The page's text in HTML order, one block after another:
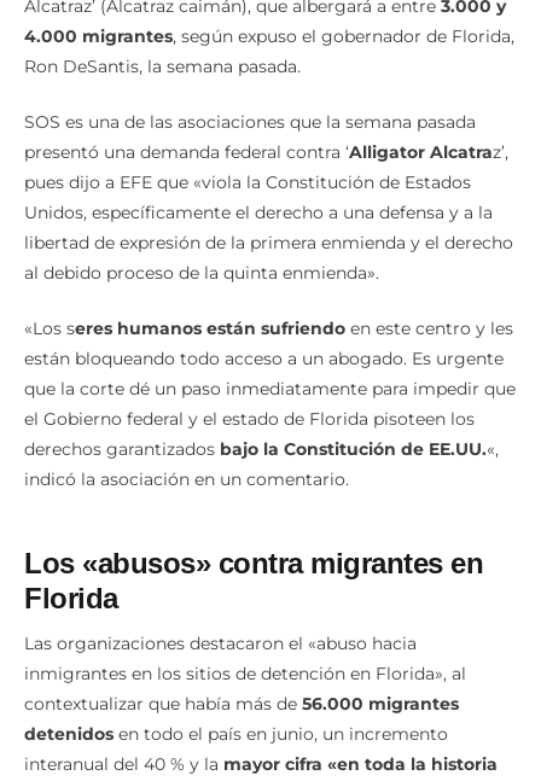
Alcatraz’ (Alcatraz caimán), que albergará a entre 3.000 y
4.000 migrantes, según expuso el gobernador de Florida,
Ron DeSantis, la semana pasada.
SOS es una de las asociaciones que la semana pasada
presentó una demanda federal contra ‘Alligator Alcatraz’,
pues dijo a EFE que «viola la Constitución de Estados
Unidos, específicamente el derecho a una defensa y a la
libertad de expresión de la primera enmienda y el derecho
al debido proceso de la quinta enmienda».
«Los seres humanos están sufriendo en este centro y les
están bloqueando todo acceso a un abogado. Es urgente
que la corte dé un paso inmediatamente para impedir que
el Gobierno federal y el estado de Florida pisoteen los
derechos garantizados bajo la Constitución de EE.UU.«,
indicó la asociación en un comentario.
Los «abusos» contra migrantes en
Florida
Las organizaciones destacaron el «abuso hacia
inmigrantes en los sitios de detención en Florida», al
contextualizar que había más de 56.000 migrantes
detenidos en todo el país en junio, un incremento
interanual del 40 % y la mayor cifra «en toda la historia